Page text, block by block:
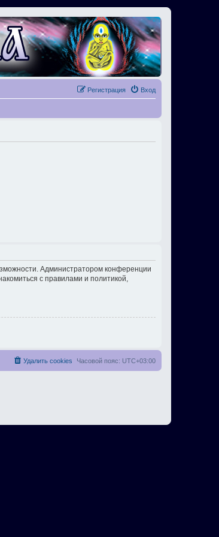
Вход
Регистрация
Администратором конференции
с правилами и политикой,
Часовой пояс: UTC+03:00
Удалить cookies